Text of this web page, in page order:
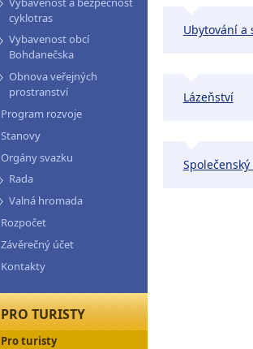
cyklotras
Vybavenost obcí
Bohdanečska
Obnova veřejných
prostranství
Program rozvoje
Stanovy
Orgány svazku
Rada
Valná hromada
Rozpočet
Závěrečný účet
Kontakty
PRO TURISTY
Pro turisty
Ubytování a
Lázeňství